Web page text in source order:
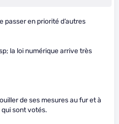
passer en priorité d’autres
la loi numérique arrive très
de ses mesures au fur et à
sont votés.